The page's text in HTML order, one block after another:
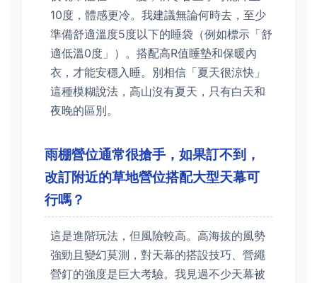
10度，體感更冷。我建議無論何時去，至少
準備舒適溫度5度以下的睡袋（例如標示「舒
適低溫0度」）。搭配高R值睡墊和保暖內
衣，才能安穩入睡。別相信「夏天很涼快」
這種模糊說法，高山沒有夏天，只有白天和
夜晚的區別。
雨棚營位通常很搶手，如果訂不到，
改訂附近的草地營位搭配大型天幕可
行嗎？
這是進階玩法，但風險較高。高海拔的風勢
強勁且變幻莫測，對天幕的搭設技巧、營繩
營釘的強度是巨大考驗。我見過不少天幕被